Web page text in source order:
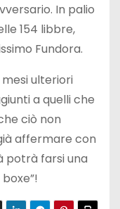
In palio
154 libbre,
Fundora.
mesi ulteriori
a quelli che
ciò non
affermare con
potrà farsi una